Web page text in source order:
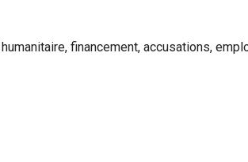
financement, accusations,